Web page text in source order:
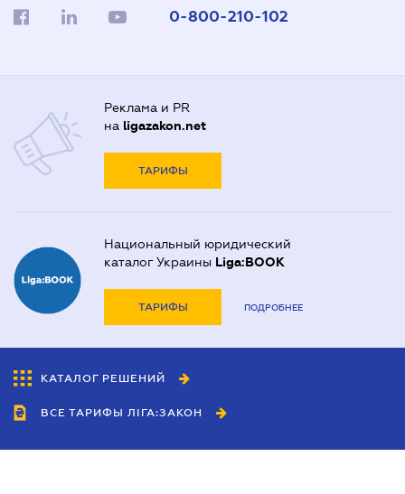
0-800-210-102
Реклама и PR
на ligazakon.net
ТАРИФЫ
Национальный юридический
каталог Украины Liga:BOOK
ТАРИФЫ ПОДРОБНЕЕ
КАТАЛОГ РЕШЕНИЙ
ВСЕ ТАРИФЫ ЛІГА:ЗАКОН